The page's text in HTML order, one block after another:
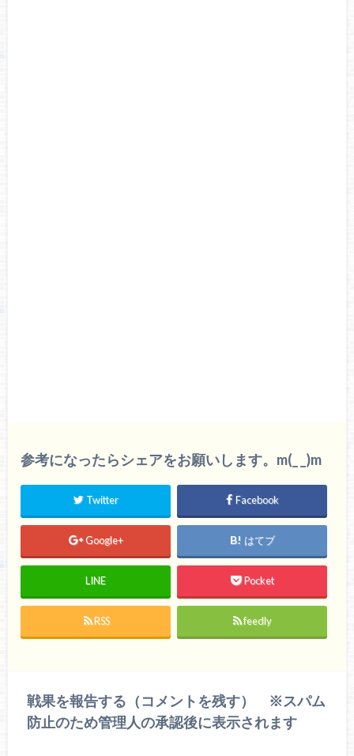
参考になったらシェアをお願いします。m(_ _)m
Twitter Facebook
Google+ はてブ
LINE Pocket
RSS feedly
戦果を報告する（コメントを残す） ※スパム
防止のため管理人の承認後に表示されます